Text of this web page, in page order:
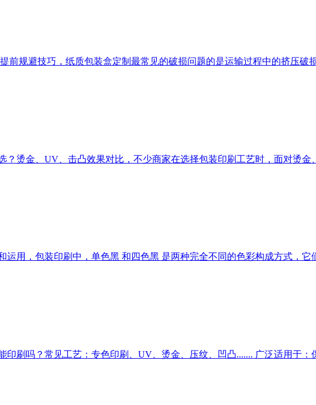
前规避技巧，纸质包装盒定制最常见的破损问题的是运输过程中的挤压破
？烫金、UV、击凸效果对比，不少商家在选择包装印刷工艺时，面对烫金
运用，包装印刷中，单色黑 和四色黑 是两种完全不同的色彩构成方式，它
印刷吗？常见工艺：专色印刷、UV、烫金、压纹、凹凸....... 广泛适用于：